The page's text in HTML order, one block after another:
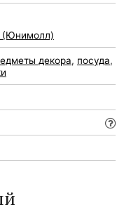
(Юнимолл)
декора, посуда,